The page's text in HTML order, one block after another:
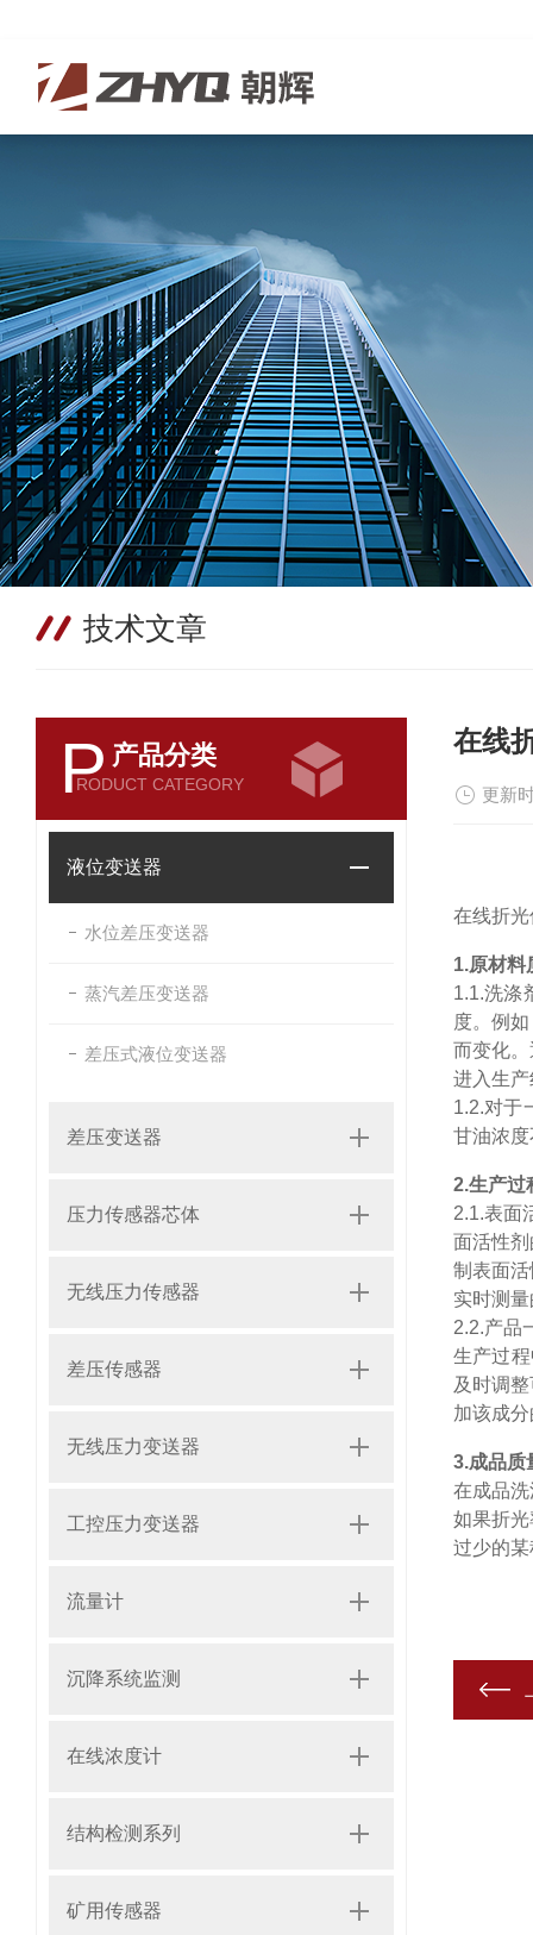
技术文章
P 产品分类
RODUCT CATEGORY
液位变送器
水位差压变送器
蒸汽差压变送器
差压式液位变送器
差压变送器
压力传感器芯体
无线压力传感器
差压传感器
无线压力变送器
工控压力变送器
流量计
沉降系统监测
在线浓度计
结构检测系列
矿用传感器
在线
更新
在线折光
1.原材料
1.1.洗涤
度。例
而变化
进入生
1.2.对于
甘油浓
2.生产过
2.1.表面
面活性
制表面
实时测
2.2.产品
生产过
及时调
加该成
3.成品质
在成品
如果折
过少的